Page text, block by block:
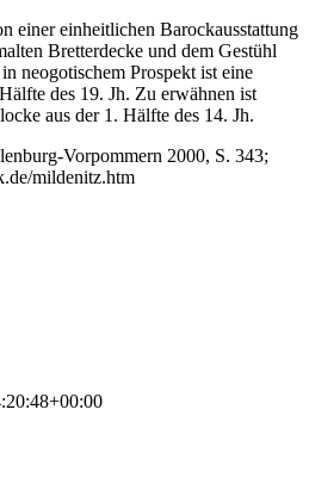
einer einheitlichen Barockausstattung
Bretterdecke und dem Gestühl
neogotischem Prospekt ist eine
des 19. Jh. Zu erwähnen ist
aus der 1. Hälfte des 14. Jh.
Vorpommern 2000, S. 343;
mildenitz.htm